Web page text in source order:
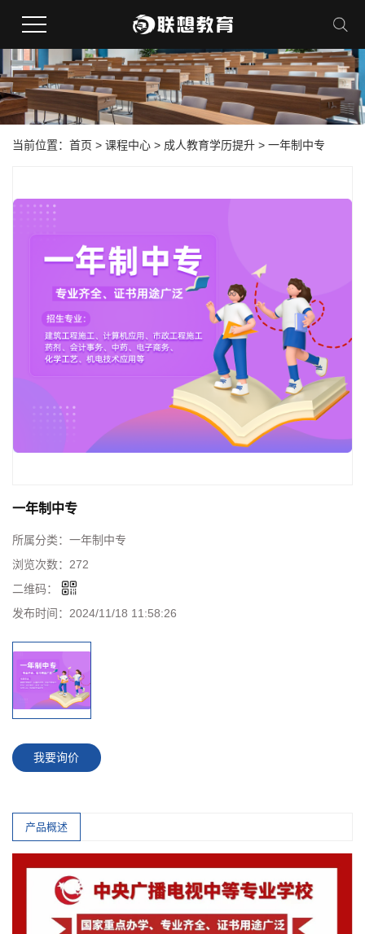
当前位置： 首页 > 课程中心 > 成人教育学历提升 > 一年制中专
一年制中专
所属分类： 一年制中专
浏览次数： 272
二维码：
发布时间： 2024/11/18 11:58:26
我要询价
产品概述